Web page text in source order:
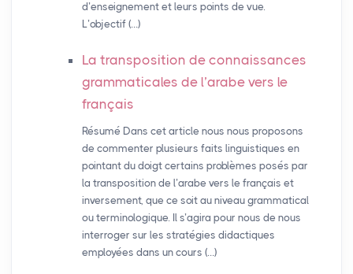
d’enseignement et leurs points de vue.
L’objectif (…)
La transposition de connaissances
grammaticales de l’arabe vers le
français
Résumé Dans cet article nous nous proposons
de commenter plusieurs faits linguistiques en
pointant du doigt certains problèmes posés par
la transposition de l’arabe vers le français et
inversement, que ce soit au niveau grammatical
ou terminologique. Il s’agira pour nous de nous
interroger sur les stratégies didactiques
employées dans un cours (…)